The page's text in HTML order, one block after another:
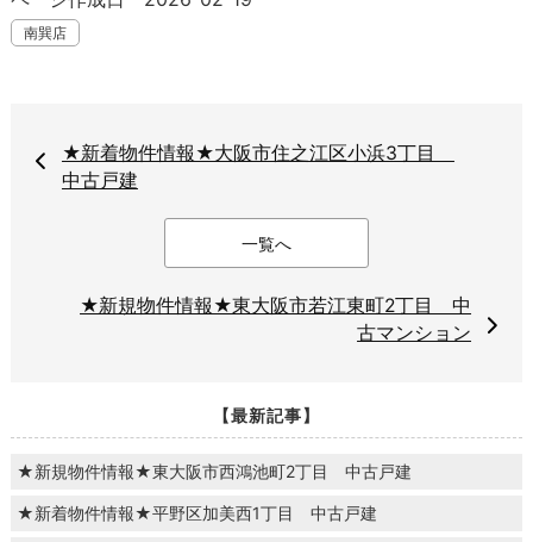
南巽店
★新着物件情報★大阪市住之江区小浜3丁目
中古戸建
一覧へ
★新規物件情報★東大阪市若江東町2丁目 中
古マンション
【最新記事】
★新規物件情報★東大阪市西鴻池町2丁目 中古戸建
★新着物件情報★平野区加美西1丁目 中古戸建